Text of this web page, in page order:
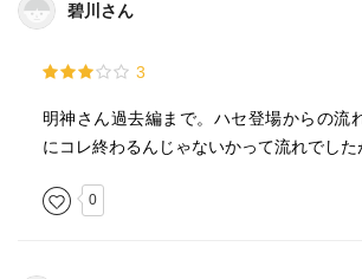
碧川さん
3
明神さん過去編まで。ハセ登場からの流
にコレ終わるんじゃないかって流れでし
0